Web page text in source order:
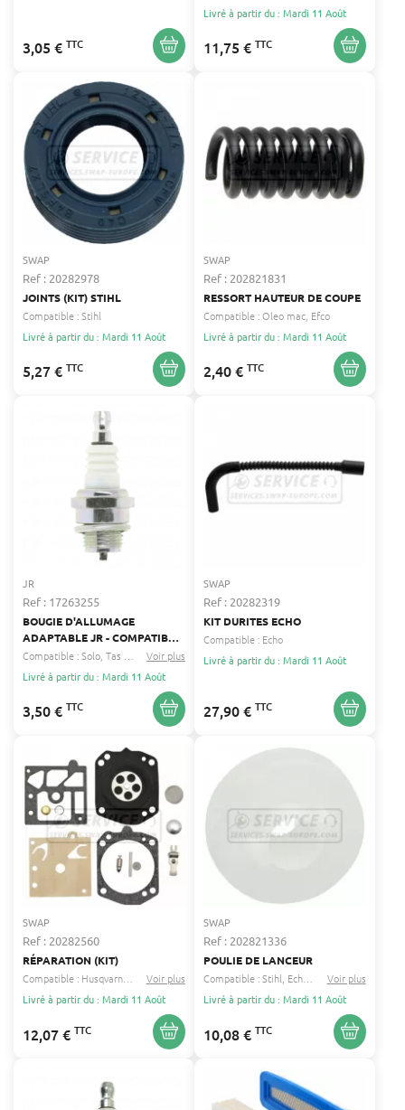
3,05 € TTC
Livré à partir du : Mardi 11 Août
11,75 € TTC
SWAP
Ref : 20282978
JOINTS (KIT) STIHL
Compatible :Stihl
Livré à partir du : Mardi 11 Août
5,27 € TTC
SWAP
Ref : 202821831
RESSORT HAUTEUR DE COUPE
Compatible :Oleo mac Efco
Livré à partir du : Mardi 11 Août
2,40 € TTC
JR
Ref : 17263255
BOUGIE D'ALLUMAGE
ADAPTABLE JR - COMPATIBLE
CHAMPION RCJ8, NGK BMR6A,
BOSCH WSR8E, TORCH L6RC
Compatible :Solo Tas tanaka ...
Voir plus
Livré à partir du : Mardi 11 Août
3,50 € TTC
SWAP
Ref : 20282319
KIT DURITES ECHO
Compatible : Echo
Livré à partir du : Mardi 11 Août
27,90 € TTC
SWAP
Ref : 20282560
RÉPARATION (KIT)
Compatible :
Husqvarna Dolmar ...
Voir plus
Livré à partir du : Mardi 11 Août
12,07 € TTC
SWAP
Ref : 202821336
POULIE DE LANCEUR
Compatible :Stihl Echo ...
Voir plus
Livré à partir du : Mardi 11 Août
10,08 € TTC